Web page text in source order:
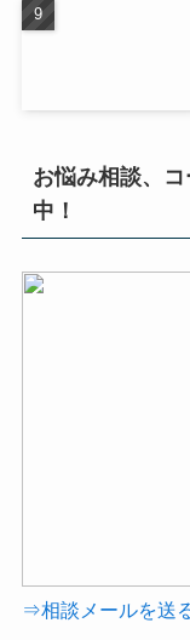
お悩み相談、
中！
⇒相談メールを送